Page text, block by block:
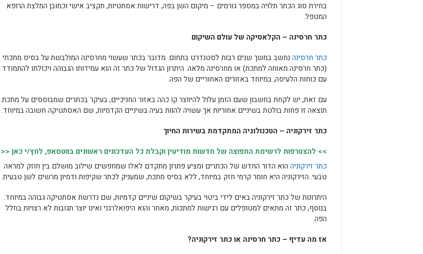
בחירת סוג הכתר תלויה במספר גורמים – מיקום השן בפה, דרישות אסתטיות, תקציב אישי וכמובן המלצת הרופא
המטפל.
כתר חרסינה – הקלאסיקה של עולם השיקום
כתר חרסינה נחשב במשך שנים רבות לסטנדרט בתחום. מדובר בכתר שעשוי מחרסינה המולבשת על בסיס מתכתי
(כתר חרסינה מאוחה למתכת) או מחרסינה מלאה. היתרון הגדול של כתר זה הוא עמידותו הגבוהה ויכולתו להתמודד
עם כוחות הלעיסה, במיוחד באזורים האחוריים של הפה.
עם זאת, יש לקחת בחשבון שעם הזמן עלול להיווצר קו כהה באזור החניכיים, בעיקר בכתרים שמבוססים על מתכת.
תוצאה זו פחות בולטת בשיניים אחוריות אך עשויה להוות בעיה בשיניים הקדמיות, שם האסתטיקה חשובה במיוחד.
כתר זירקוניה – הטכנולוגיה המתקדמת בשירות החיוך
>> להצטרפות לרשימת התפוצה של חדשות מודיעין וקבלת כל העדכונים ראשונים בווטסאפ, לחץ/י כאן <<
כתר זירקוניה הוא הדור החדש של הכתרים ומציע פתרון מתקדם לאלו שמחפשים שילוב מושלם בין חוזק למראה
טבעי. הזירקוניה היא חומר קרמי חזק במיוחד, ללא בסיס מתכת, שמעניק לכתר שקיפות ודמיון מרשים לשן טבעית.
היתרונות של כתר זירקוניה באים לידי ביטוי בעיקר בשיקום שיניים קדמיות, שם נדרשת אסתטיקה גבוהה במיוחד.
בנוסף, כתר זה מתאים למטופלים עם רגישות למתכות, מאחר והוא היפואלרגני ואינו יוצר תגובות לא רצויות בחלל
הפה.
אז מה עדיף – כתר חרסינה או כתר זירקוניה?